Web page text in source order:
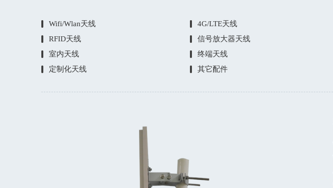
Wifi/Wlan天线 4G/LTE天线
RFID天线
信号放大器天线
室内天线
终端天线
定制化天线
其它配件